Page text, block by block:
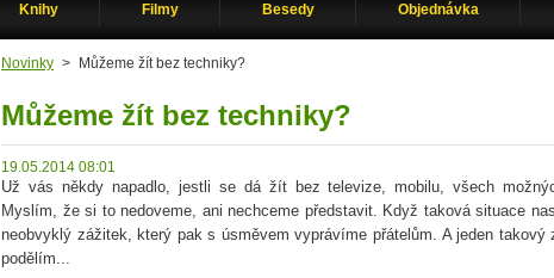
Knihy Filmy Besedy Objednávka
Novinky > Můžeme žít bez techniky?
Můžeme žít bez techniky?
19.05.2014 08:01
Už vás někdy napadlo, jestli se dá žít bez televize, mobilu, všech
Myslím, že si to nedoveme, ani nechceme představit. Když taková situace
neobvyklý zážitek, který pak s úsměvem vyprávíme přátelům. A jeden
podělím...